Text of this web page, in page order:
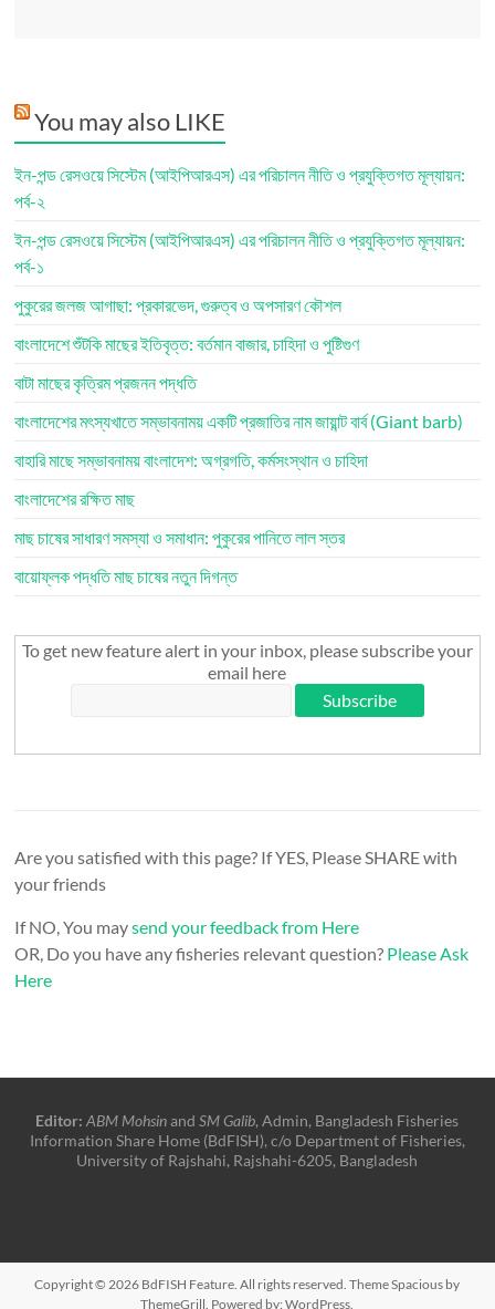
You may also LIKE
ইন-পন্ড রেসওয়ে সিস্টেম (আইপিআরএস) এর পরিচালন নীতি ও প্রযুক্তিগত মূল্যায়ন:
পর্ব-২
ইন-পন্ড রেসওয়ে সিস্টেম (আইপিআরএস) এর পরিচালন নীতি ও প্রযুক্তিগত মূল্যায়ন:
পর্ব-১
পুকুরের জলজ আগাছা: প্রকারভেদ, গুরুত্ব ও অপসারণ কৌশল
বাংলাদেশে শুঁটকি মাছের ইতিবৃত্ত: বর্তমান বাজার, চাহিদা ও পুষ্টিগুণ
বাটা মাছের কৃত্রিম প্রজনন পদ্ধতি
বাংলাদেশের মৎস্যখাতে সম্ভাবনাময় একটি প্রজাতির নাম জায়ান্ট বার্ব (Giant barb)
বাহারি মাছে সম্ভাবনাময় বাংলাদেশ: অগ্রগতি, কর্মসংস্থান ও চাহিদা
বাংলাদেশের রক্ষিত মাছ
মাছ চাষের সাধারণ সমস্যা ও সমাধান: পুকুরের পানিতে লাল স্তর
বায়োফ্লক পদ্ধতি মাছ চাষের নতুন দিগন্ত
To get new feature alert in your inbox, please subscribe your
email here
Are you satisfied with this page? If YES, Please SHARE with
your friends
If NO, You maysend your feedback from Here
OR, Do you have any fisheries relevant question? Please Ask
Here
Editor: ABM MohsinandSM Galib, Admin, Bangladesh Fisheries
Information Share Home (BdFISH), c/o Department of Fisheries,
University of Rajshahi, Rajshahi-6205, Bangladesh
Copyright © 2026 BdFISH Feature. All rights reserved. ThemeSpacious by
ThemeGrill. Powered by:WordPress.